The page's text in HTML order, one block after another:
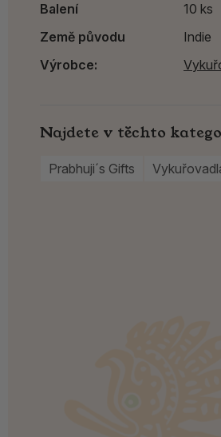
Balení
10 ks
Země původu
Indie
Výrobce:
Najdete v těchto
Prabhuji´s Gifts